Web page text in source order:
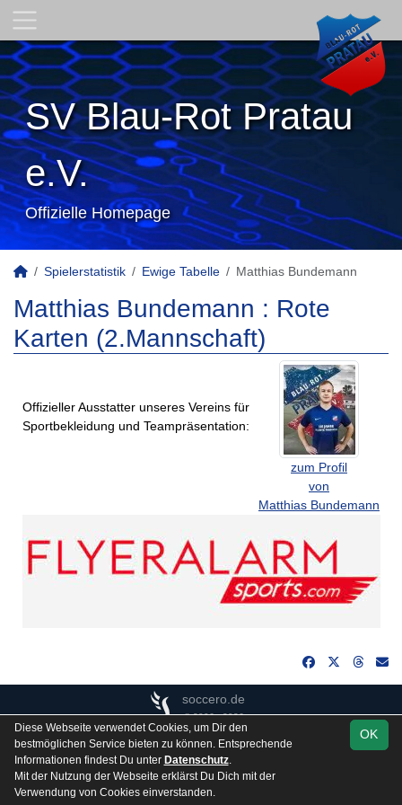
SV Blau-Rot Pratau
e.V.
Offizielle Homepage
Spielerstatistik Ewige Tabelle Matthias Bundemann
Matthias Bundemann : Rote
Karten (2.Mannschaft)
zum Profil
von
Matthias Bundemann
Offizieller Ausstatter unseres Vereins für
Sportbekleidung und Teampräsentation:
soccero.de
© 2006 - 2026
Besucherstatistik Kontakt Impressum
Gästebuch
Datenschutz
OK
Diese Webseite verwendet Cookies, um Dir den
bestmöglichen Service bieten zu können. Entsprechende
Informationen findest Du unter Datenschutz.
Mit der Nutzung der Webseite erklärst Du Dich mit der
Verwendung von Cookies einverstanden.